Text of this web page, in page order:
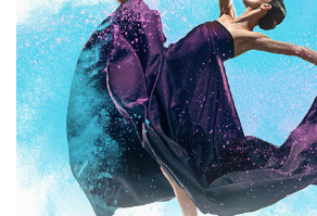
Please select